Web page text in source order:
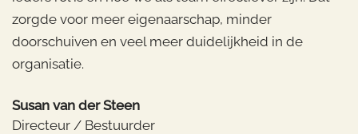
zorgde voor meer eigenaarschap, minder
doorschuiven en veel meer duidelijkheid in de
organisatie.
Susan van der Steen
Directeur / Bestuurder